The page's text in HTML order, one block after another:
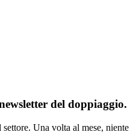
del doppiaggio.
Una volta al mese, niente